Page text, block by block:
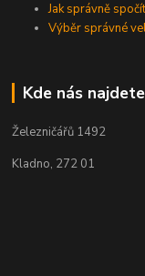
Jak správně
Výběr správné
Kde nás najdete
Železničářů 1492
Kladno, 272 01